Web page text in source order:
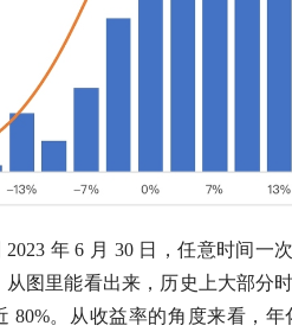
年 6 月 30 日，任意时间一
从图里能看出来，历史上大部分
。从收益率的角度来看， 年